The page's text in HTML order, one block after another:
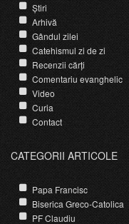
Știri
Arhivă
Gândul zilei
Catehismul zi de zi
Recenzii cărți
Comentariu evanghelic
Video
Curia
Contact
CATEGORII ARTICOLE
Papa Francisc
Biserica Greco-Catolica
PF Claudiu